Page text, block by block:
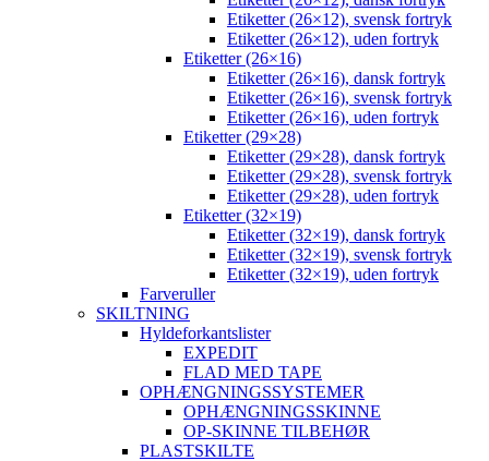
Etiketter (26×12), svensk fortryk
Etiketter (26×12), uden fortryk
Etiketter (26×16)
Etiketter (26×16), dansk fortryk
Etiketter (26×16), svensk fortryk
Etiketter (26×16), uden fortryk
Etiketter (29×28)
Etiketter (29×28), dansk fortryk
Etiketter (29×28), svensk fortryk
Etiketter (29×28), uden fortryk
Etiketter (32×19)
Etiketter (32×19), dansk fortryk
Etiketter (32×19), svensk fortryk
Etiketter (32×19), uden fortryk
Farveruller
SKILTNING
Hyldeforkantslister
EXPEDIT
FLAD MED TAPE
OPHÆNGNINGSSYSTEMER
OPHÆNGNINGSSKINNE
OP-SKINNE TILBEHØR
PLASTSKILTE